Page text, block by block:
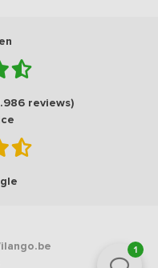
1
reviews)